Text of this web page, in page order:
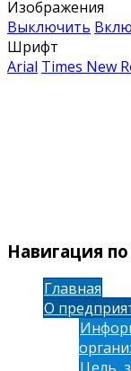
Изображения
Выключить
Шрифт
Arial Times New
Навигация
Главная
О